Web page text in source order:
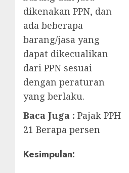
dikenakan PPN, dan
ada beberapa
barang/jasa yang
dapat dikecualikan
dari PPN sesuai
dengan peraturan
yang berlaku.
Baca Juga : Pajak PPH
21 Berapa persen
Kesimpulan: